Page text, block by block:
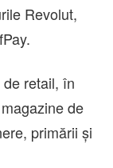
Revolut,
retail, în
de
primării și